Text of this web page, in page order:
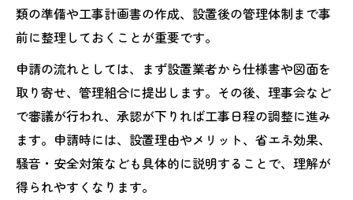
類の準備や工事計画書の作成、設置後の管理体制まで事
前に整理しておくことが重要です。
申請の流れとしては、まず設置業者から仕様書や図面を
取り寄せ、管理組合に提出します。その後、理事会など
で審議が行われ、承認が下りれば工事日程の調整に進み
ます。申請時には、設置理由やメリット、省エネ効果、
騒音・安全対策なども具体的に説明することで、理解が
得られやすくなります。